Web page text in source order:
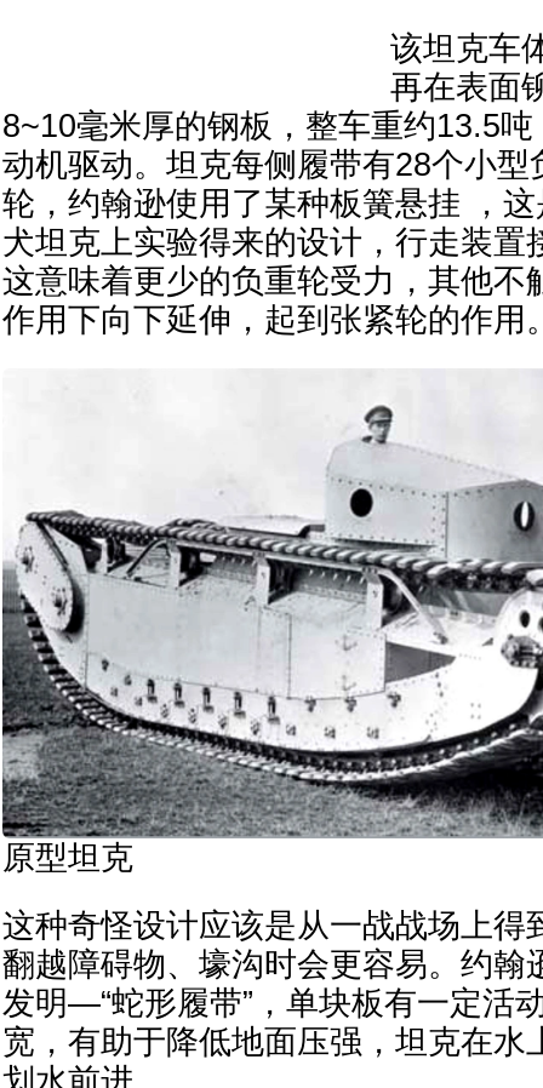
该坦克车
再在表面
8~10毫米厚的钢板，整车重约13.5
动机驱动。坦克每侧履带有28个小型
轮，约翰逊使用了某种板簧悬挂 ，
犬坦克上实验得来的设计，行走装置
这意味着更少的负重轮受力，其他不
作用下向下延伸，起到张紧轮的作用
原型坦克
这种奇怪设计应该是从一战战场上得
翻越障碍物、壕沟时会更容易。约翰
发明—“蛇形履带”，单块板有一定活
宽，有助于降低地面压强，坦克在水
划水前进。